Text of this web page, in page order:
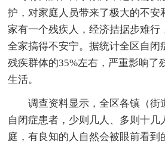
护，对家庭人员带来了极大的不安
家有一个残疾人，经济拮据步难行
全家搞得不安宁。据统计全区自闭
残疾群体的35%左右，严重影响了
生活。
调查资料显示，全区各镇（街
自闭症患者，少则几人、多则十几
庭，有良知的人自然会被眼前看到